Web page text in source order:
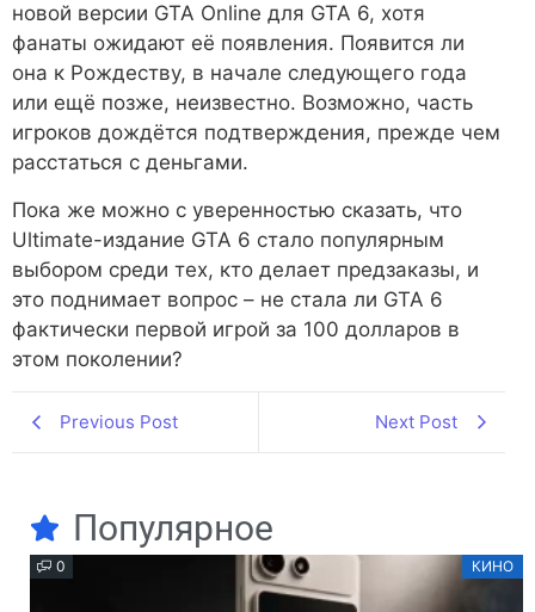
новой версии GTA Online для GTA 6, хотя
фанаты ожидают её появления. Появится ли
она к Рождеству, в начале следующего года
или ещё позже, неизвестно. Возможно, часть
игроков дождётся подтверждения, прежде чем
расстаться с деньгами.
Пока же можно с уверенностью сказать, что
Ultimate-издание GTA 6 стало популярным
выбором среди тех, кто делает предзаказы, и
это поднимает вопрос – не стала ли GTA 6
фактически первой игрой за 100 долларов в
этом поколении?
Previous Post Next Post
Популярное
0 КИНО